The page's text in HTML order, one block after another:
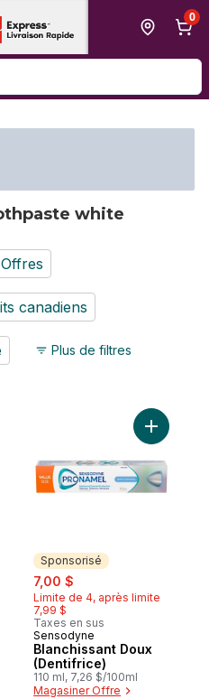
0
white
Offres
canadiens
Plus de filtres
Dentifrice blanchissant optic
Sponsorisé
sale:
7,00 $
Limite de 4, après limite
7,99 $
Taxes en sus
Sponsorisé
Sensodyne
Blanchissant Doux
(Dentifrice)
110 ml, 7,26 $/100ml
Magasiner Offre
Ajouter